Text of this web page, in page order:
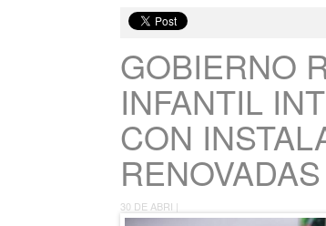
GOBIERNO
INFANTIL
CON
RENOVADAS
30 DE ABRI |